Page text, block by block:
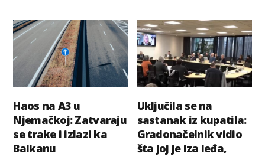
Haos na A3 u
Njemačkoj: Zatvaraju
se trake i izlazi ka
Balkanu
Uključila se na
sastanak iz kupatila:
Gradonačelnik vidio
šta joj je iza leđa,